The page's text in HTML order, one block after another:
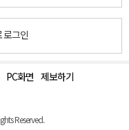
로그인
PC화면 제보하기
Reserved.